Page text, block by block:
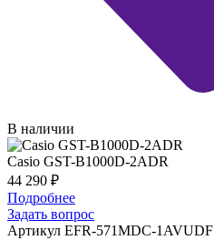
В наличии
Casio GST-B1000D-2ADR
44 290 ₽
Подробнее
Задать вопрос
Артикул EFR-571MDC-1AVUDF